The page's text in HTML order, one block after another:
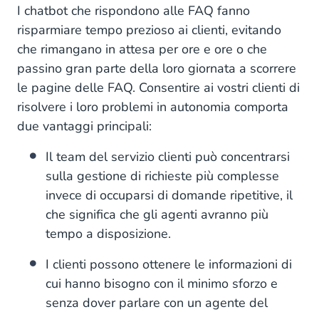
I chatbot che rispondono alle FAQ fanno
risparmiare tempo prezioso ai clienti, evitando
che rimangano in attesa per ore e ore o che
passino gran parte della loro giornata a scorrere
le pagine delle FAQ. Consentire ai vostri clienti di
risolvere i loro problemi in autonomia comporta
due vantaggi principali:
Il team del servizio clienti può concentrarsi
sulla gestione di richieste più complesse
invece di occuparsi di domande ripetitive, il
che significa che gli agenti avranno più
tempo a disposizione.
I clienti possono ottenere le informazioni di
cui hanno bisogno con il minimo sforzo e
senza dover parlare con un agente del